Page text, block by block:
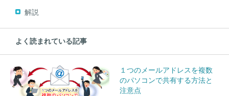
解説
よく読まれている記事
１つのメールアドレスを複数
のパソコンで共有する方法と
注意点